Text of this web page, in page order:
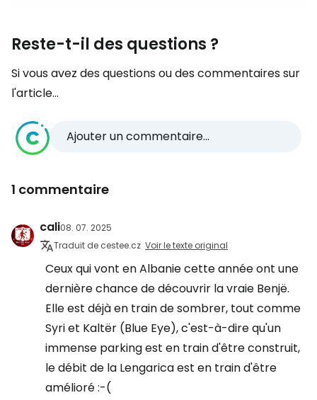
Reste-t-il des questions ?
Si vous avez des questions ou des commentaires sur
l'article...
Ajouter un commentaire...
1 commentaire
cali08. 07. 2025
Traduit de cestee.cz Voir le texte original
Ceux qui vont en Albanie cette année ont une
dernière chance de découvrir la vraie Benjë.
Elle est déjà en train de sombrer, tout comme
Syri et Kaltër (Blue Eye), c'est-à-dire qu'un
immense parking est en train d'être construit,
le débit de la Lengarica est en train d'être
amélioré :-(